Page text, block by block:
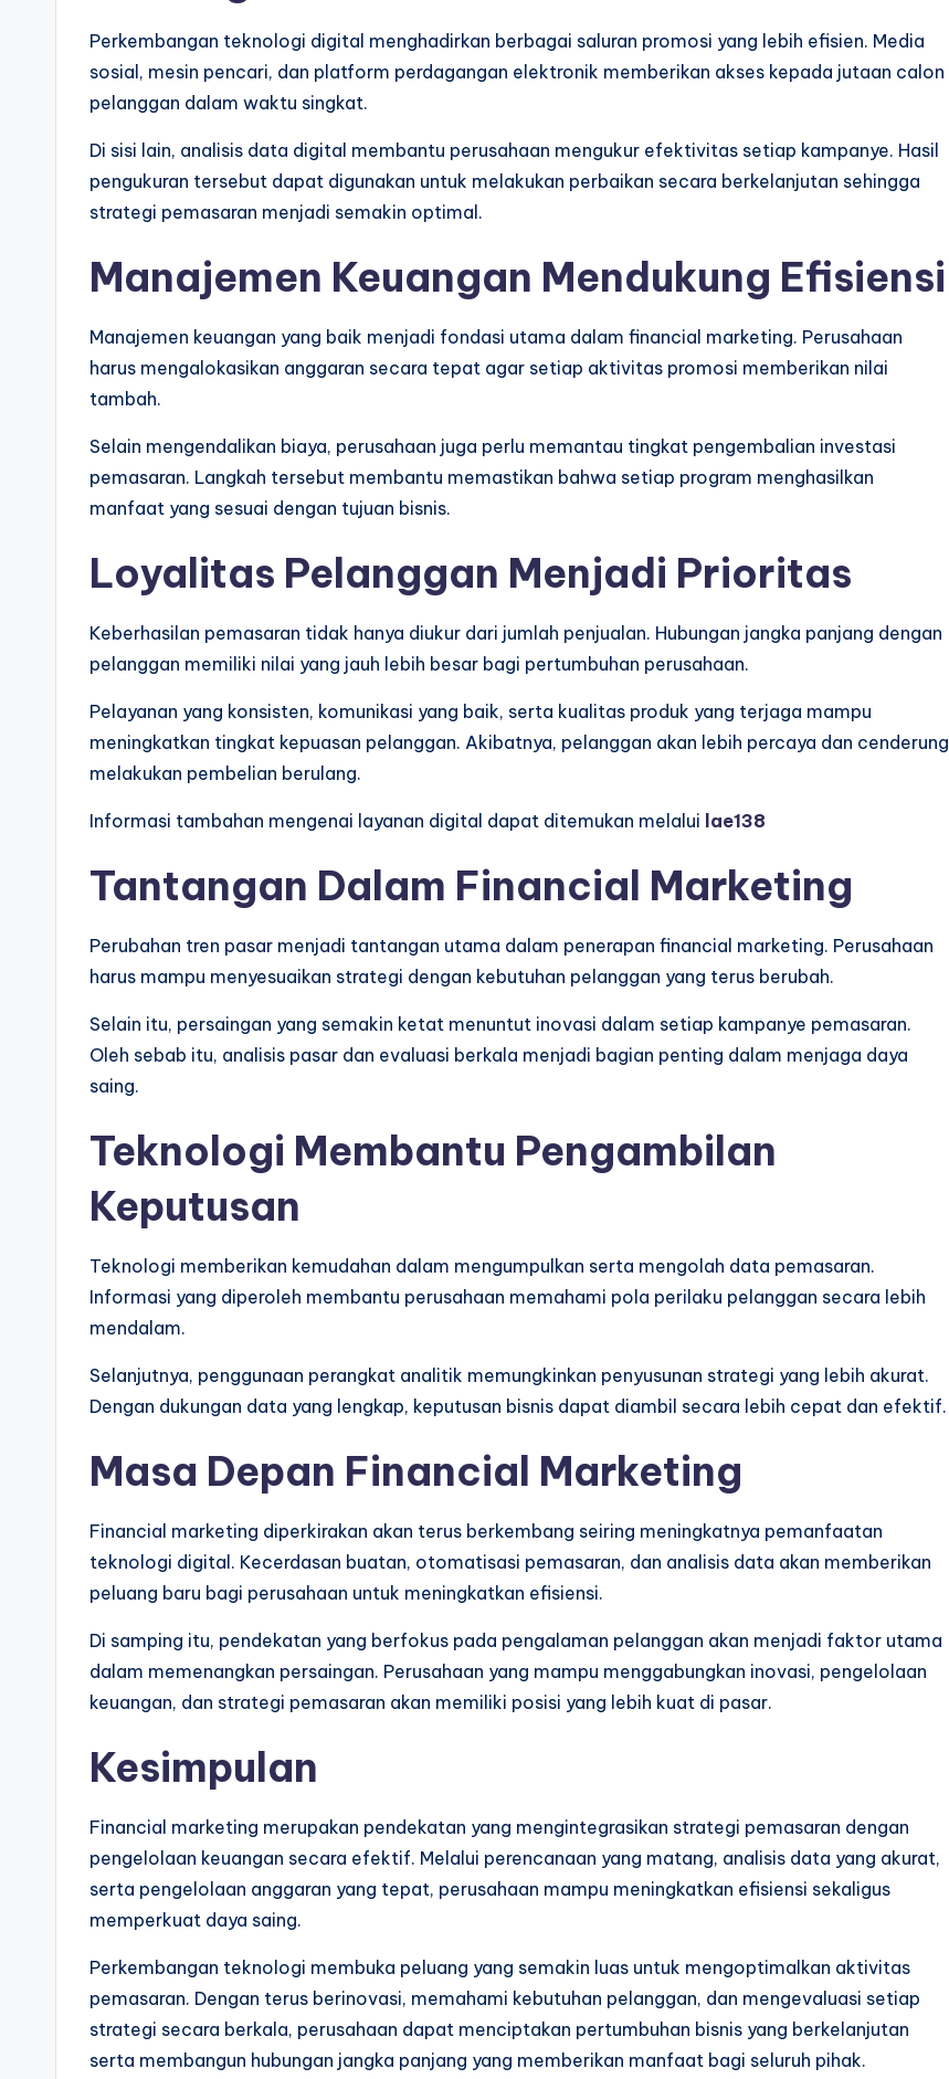
Perkembangan teknologi digital menghadirkan berbagai saluran promosi yang lebih efisien. Media
sosial, mesin pencari, dan platform perdagangan elektronik memberikan akses kepada jutaan calon
pelanggan dalam waktu singkat.
Di sisi lain, analisis data digital membantu perusahaan mengukur efektivitas setiap kampanye. Hasil
pengukuran tersebut dapat digunakan untuk melakukan perbaikan secara berkelanjutan sehingga
strategi pemasaran menjadi semakin optimal.
Manajemen Keuangan Mendukung Efisiensi
Manajemen keuangan yang baik menjadi fondasi utama dalam financial marketing. Perusahaan
harus mengalokasikan anggaran secara tepat agar setiap aktivitas promosi memberikan nilai
tambah.
Selain mengendalikan biaya, perusahaan juga perlu memantau tingkat pengembalian investasi
pemasaran. Langkah tersebut membantu memastikan bahwa setiap program menghasilkan
manfaat yang sesuai dengan tujuan bisnis.
Loyalitas Pelanggan Menjadi Prioritas
Keberhasilan pemasaran tidak hanya diukur dari jumlah penjualan. Hubungan jangka panjang dengan
pelanggan memiliki nilai yang jauh lebih besar bagi pertumbuhan perusahaan.
Pelayanan yang konsisten, komunikasi yang baik, serta kualitas produk yang terjaga mampu
meningkatkan tingkat kepuasan pelanggan. Akibatnya, pelanggan akan lebih percaya dan cenderung
melakukan pembelian berulang.
Informasi tambahan mengenai layanan digital dapat ditemukan melalui lae138
Tantangan Dalam Financial Marketing
Perubahan tren pasar menjadi tantangan utama dalam penerapan financial marketing. Perusahaan
harus mampu menyesuaikan strategi dengan kebutuhan pelanggan yang terus berubah.
Selain itu, persaingan yang semakin ketat menuntut inovasi dalam setiap kampanye pemasaran.
Oleh sebab itu, analisis pasar dan evaluasi berkala menjadi bagian penting dalam menjaga daya
saing.
Teknologi Membantu Pengambilan
Keputusan
Teknologi memberikan kemudahan dalam mengumpulkan serta mengolah data pemasaran.
Informasi yang diperoleh membantu perusahaan memahami pola perilaku pelanggan secara lebih
mendalam.
Selanjutnya, penggunaan perangkat analitik memungkinkan penyusunan strategi yang lebih akurat.
Dengan dukungan data yang lengkap, keputusan bisnis dapat diambil secara lebih cepat dan efektif.
Masa Depan Financial Marketing
Financial marketing diperkirakan akan terus berkembang seiring meningkatnya pemanfaatan
teknologi digital. Kecerdasan buatan, otomatisasi pemasaran, dan analisis data akan memberikan
peluang baru bagi perusahaan untuk meningkatkan efisiensi.
Di samping itu, pendekatan yang berfokus pada pengalaman pelanggan akan menjadi faktor utama
dalam memenangkan persaingan. Perusahaan yang mampu menggabungkan inovasi, pengelolaan
keuangan, dan strategi pemasaran akan memiliki posisi yang lebih kuat di pasar.
Kesimpulan
Financial marketing merupakan pendekatan yang mengintegrasikan strategi pemasaran dengan
pengelolaan keuangan secara efektif. Melalui perencanaan yang matang, analisis data yang akurat,
serta pengelolaan anggaran yang tepat, perusahaan mampu meningkatkan efisiensi sekaligus
memperkuat daya saing.
Perkembangan teknologi membuka peluang yang semakin luas untuk mengoptimalkan aktivitas
pemasaran. Dengan terus berinovasi, memahami kebutuhan pelanggan, dan mengevaluasi setiap
strategi secara berkala, perusahaan dapat menciptakan pertumbuhan bisnis yang berkelanjutan
serta membangun hubungan jangka panjang yang memberikan manfaat bagi seluruh pihak.